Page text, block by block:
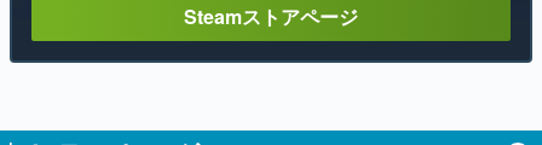
ランキング
1
「タバコを止められない猫耳キャラを描く